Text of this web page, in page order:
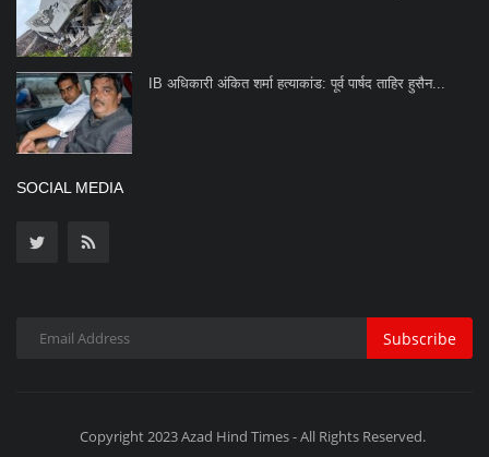
IB अधिकारी अंकित शर्मा हत्याकांड: पूर्व पार्षद ताहिर हुसैन...
SOCIAL MEDIA
Subscribe
Copyright 2023 Azad Hind Times - All Rights Reserved.